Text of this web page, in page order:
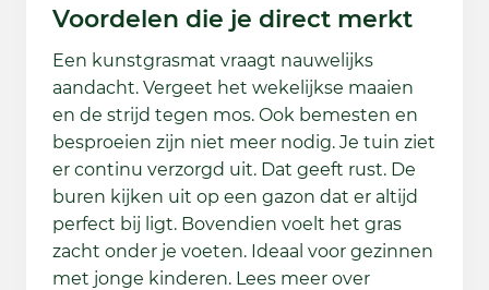
Voordelen die je direct merkt
Een kunstgrasmat vraagt nauwelijks
aandacht. Vergeet het wekelijkse maaien
en de strijd tegen mos. Ook bemesten en
besproeien zijn niet meer nodig. Je tuin ziet
er continu verzorgd uit. Dat geeft rust. De
buren kijken uit op een gazon dat er altijd
perfect bij ligt. Bovendien voelt het gras
zacht onder je voeten. Ideaal voor gezinnen
met jonge kinderen. Lees meer over